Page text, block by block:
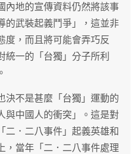
內地的宣傳資料仍然將該事
的武裝起義鬥爭」，這並非
度，而且將可能會弄巧反
統一的「台獨」分子所利
決不是甚麼「台獨」運動的
與中國人的衝突」。這是對
二．二八事件」起義英雄和
，當年「二．二八事件處理